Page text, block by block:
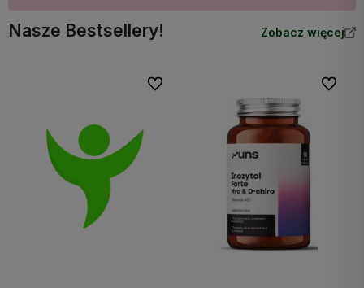
Nasze Bestsellery! Zobacz więcej
Do ulubionych Do